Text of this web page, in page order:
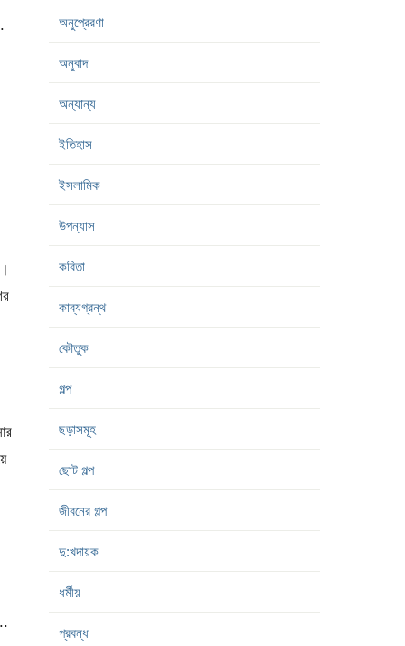
অনুপ্রেরণা
অনুবাদ
অন্যান্য
ইতিহাস
ইসলামিক
উপন্যাস
কবিতা
কাব্যগ্রন্থ
কৌতুক
গল্প
ছড়াসমূহ
ছোট গল্প
জীবনের গল্প
দু:খদায়ক
ধর্মীয়
প্রবন্ধ